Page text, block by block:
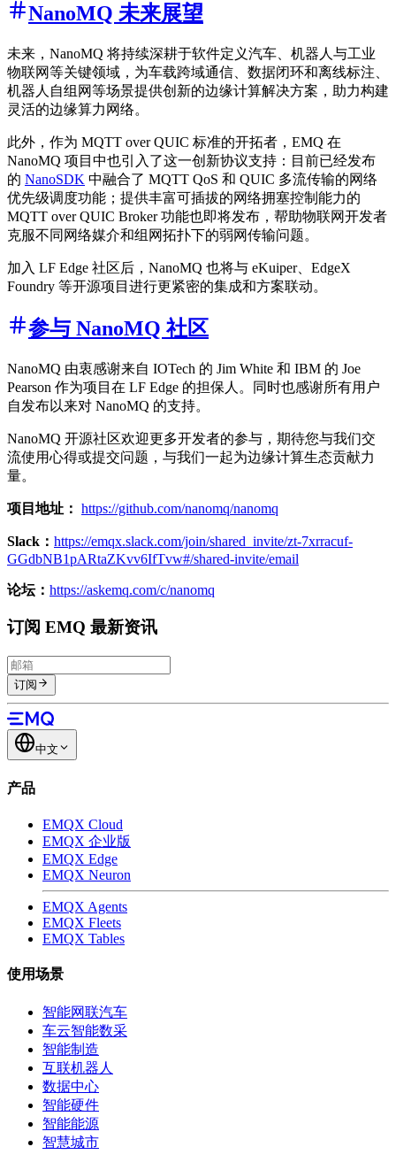
NanoMQ 未来展望
未来，NanoMQ 将持续深耕于软件定义汽车、机器人与工业
物联网等关键领域，为车载跨域通信、数据闭环和离线标注、
机器人自组网等场景提供创新的边缘计算解决方案，助力构建
灵活的边缘算力网络。
此外，作为 MQTT over QUIC 标准的开拓者，EMQ 在
NanoMQ 项目中也引入了这一创新协议支持：目前已经发布
的 NanoSDK 中融合了 MQTT QoS 和 QUIC 多流传输的网络
优先级调度功能；提供丰富可插拔的网络拥塞控制能力的
MQTT over QUIC Broker 功能也即将发布，帮助物联网开发者
克服不同网络媒介和组网拓扑下的弱网传输问题。
加入 LF Edge 社区后，NanoMQ 也将与 eKuiper、EdgeX
Foundry 等开源项目进行更紧密的集成和方案联动。
参与 NanoMQ 社区
NanoMQ 由衷感谢来自 IOTech 的 Jim White 和 IBM 的 Joe
Pearson 作为项目在 LF Edge 的担保人。同时也感谢所有用户
自发布以来对 NanoMQ 的支持。
NanoMQ 开源社区欢迎更多开发者的参与，期待您与我们交
流使用心得或提交问题，与我们一起为边缘计算生态贡献力
量。
项目地址： https://github.com/nanomq/nanomq
Slack： https://emqx.slack.com/join/shared_invite/zt-7xrracuf-
GGdbNB1pARtaZKvv6IfTvw#/shared-invite/email
论坛： https://askemq.com/c/nanomq
订阅 EMQ 最新资讯
订阅
中文
产品
EMQX Cloud
EMQX 企业版
EMQX Edge
EMQX Neuron
EMQX Agents
EMQX Fleets
EMQX Tables
使用场景
智能网联汽车
车云智能数采
智能制造
互联机器人
数据中心
智能硬件
智能能源
智慧城市